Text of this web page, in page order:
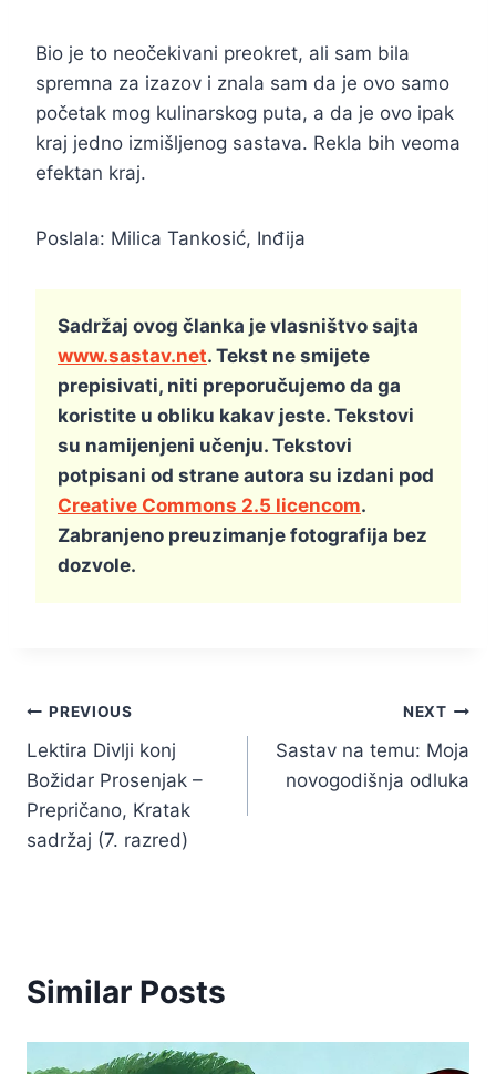
Bio je to neočekivani preokret, ali sam bila
spremna za izazov i znala sam da je ovo samo
početak mog kulinarskog puta, a da je ovo ipak
kraj jedno izmišljenog sastava. Rekla bih veoma
efektan kraj.
Poslala: Milica Tankosić, Inđija
Sadržaj ovog članka je vlasništvo sajta
www.sastav.net. Tekst ne smijete
prepisivati, niti preporučujemo da ga
koristite u obliku kakav jeste. Tekstovi
su namijenjeni učenju. Tekstovi
potpisani od strane autora su izdani pod
Creative Commons 2.5 licencom.
Zabranjeno preuzimanje fotografija bez
dozvole.
Kretanje
članka
PREVIOUS
Lektira Divlji konj
Božidar Prosenjak –
Prepričano, Kratak
sadržaj (7. razred)
NEXT
Sastav na temu: Moja
novogodišnja odluka
Similar Posts